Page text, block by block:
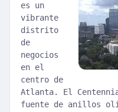
es un
vibrante
distrito
de
negocios
en el
centro de
Atlanta. El
fuente de anillos